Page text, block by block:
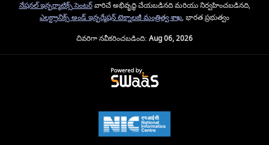
నేషనల్ ఇన్ఫర్మాటిక్స్ సెంటర్వారిచే అభివృద్ధి చేయబడినది మరియు నిర్వహించబడినది,
ఎలక్ట్రానిక్స్ అండ్ ఇన్ఫర్మేషన్ టెక్నాలజీ మంత్రిత్వ శాఖ, భారత ప్రభుత్వం
చివరిగా నవీకరించబడింది: Aug 06, 2026